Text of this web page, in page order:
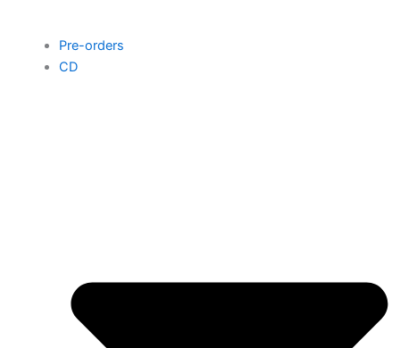
Pre-orders
CD